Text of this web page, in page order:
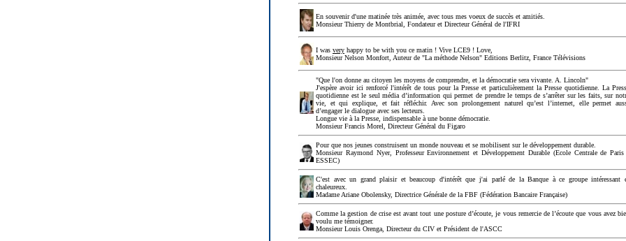
En souvenir d'une matinée très animée, avec tous mes voeux de succès et amitiés.
Monsieur Thierry de Montbrial, Fondateur et Directeur Général de l'IFRI
I was very happy to be with you ce matin ! Vive LCE9 ! Love,
Monsieur Nelson Monfort, Auteur de "La méthode Nelson" Editions Berlitz, France Télévisions
"Que l'on donne au citoyen les moyens de comprendre, et la démocratie sera vivante. A. Lincoln"
J'espère avoir ici renforcé l'intérêt de tous pour la Presse et particulièrement la Presse quotidienne. La
quotidienne est le seul média d’information qui permet de prendre le temps de s’arrêter sur les faits, sur
vie, et qui explique, et fait réfléchir. Avec son prolongement naturel qu’est l’internet, elle permet
d’engager le dialogue avec ses lecteurs.
Longue vie à la Presse, indispensable à une bonne démocratie.
Monsieur Francis Morel, Directeur Général du Figaro
Pour que nos jeunes construisent un monde nouveau et se mobilisent sur le développement durable.
Monsieur Raymond Nyer, Professeur Environnement et Développement Durable (Ecole Centrale de
ESSEC)
C'est avec un grand plaisir et beaucoup d'intérêt que j'ai parlé de la Banque à ce groupe intéressant
chaleureux.
Madame Ariane Obolensky, Directrice Générale de la FBF (Fédération Bancaire Française)
Comme la gestion de crise est avant tout une posture d’écoute, je vous remercie de l’écoute que vous avez
voulu me témoigner.
Monsieur Louis Orenga, Directeur du CIV et Président de l'ASCC